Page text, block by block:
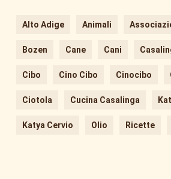
Alto Adige Animali
Bozen Cane Cani
Cibo Cino Cibo Cinocibo
Ciotola Cucina Casalinga
Katya Cervio Olio Ricette